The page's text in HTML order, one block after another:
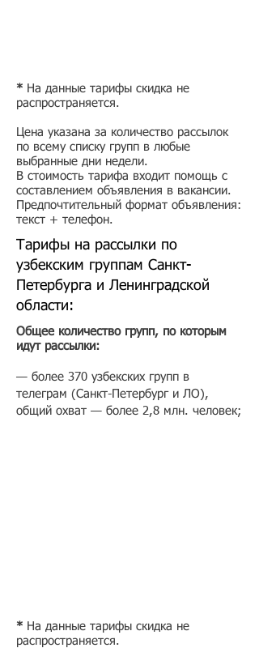
* ​ На данные тарифы скидка не
распространяется.
Цена указана за количество рассылок
по всему списку групп в любые
выбранные дни недели.
В стоимость тарифа входит помощь с
составлением объявления в вакансии.
Предпочтительный формат объявления:
текст + телефон.
Тарифы на рассылки по
узбекским группам Санкт-
Петербурга и Ленинградской
области:
Общее количество групп, по которым
идут рассылки:
— более 370 узбекских групп в
телеграм (Санкт-Петербург и ЛО),
общий охват — более 2,8 млн. человек;
* ​ На данные тарифы скидка не
распространяется.